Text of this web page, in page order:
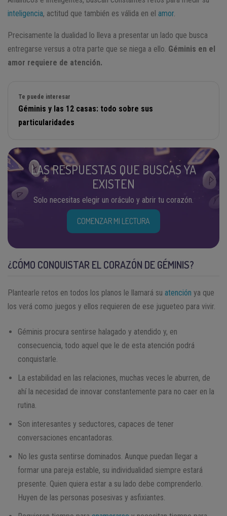
inteligencia, actitud que también es válida en el amor.
Precisamente la dualidad lo lleva a presentar un lado que busca
entregarse versus a otra parte que se niega a ello. Géminis en el
amor requiere de atención.
Te puede interesar
Géminis y las 12 casas: todo sobre sus
particularidades
LAS RESPUESTAS QUE BUSCAS YA
EXISTEN
Solo necesitas elegir un oráculo y abrir tu corazón.
COMENZAR MI LECTURA
¿CÓMO CONQUISTAR EL CORAZÓN DE GÉMINIS?
Plantearle retos en todos los planos le llamará su atención ya que
los verá como juegos y ellos requieren de ese jugueteo para vivir.
Géminis procura sentirse halagado y atendido y, en
consecuencia, todo aquel que le de esta atención podrá
conquistarle.
La estabilidad en las relaciones, muchas veces le aburren, de
ahí la necesidad de innovar constantemente para no caer en la
rutina.
Son interesantes y seductores, capaces de tener
conversaciones encantadoras.
No les gusta sentirse dominados. Aunque puedan llegar a
formar una pareja estable, su individualidad siempre estará
presente. Quien quiera estar a su lado debe comprenderlo.
Huyen de las personas posesivas y asfixiantes.